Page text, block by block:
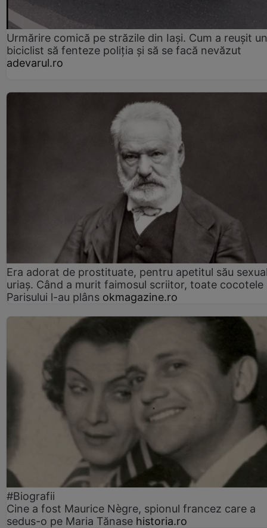
Urmărire comică pe străzile din Iași. Cum a reușit un
biciclist să fenteze poliția și să se facă nevăzut
adevarul.ro
Era adorat de prostituate, pentru apetitul său
uriaș. Când a murit faimosul scriitor, toate cocotele
Parisului l-au plâns okmagazine.ro
#Biografii
Cine a fost Maurice Nègre, spionul francez care a
sedus-o pe Maria Tănase historia.ro